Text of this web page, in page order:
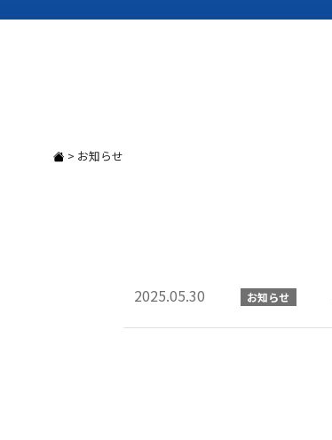
> お知らせ
2025.05.30 お知らせ